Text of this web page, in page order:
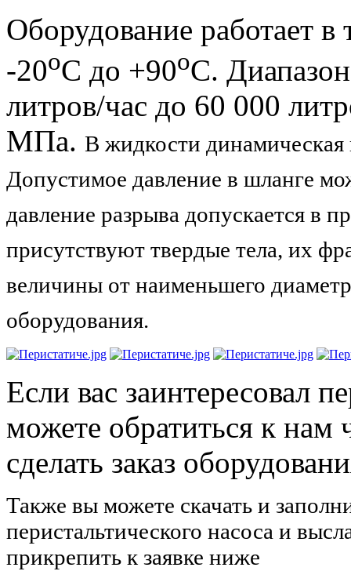
Оборудование работает в
-20оС до +90оС.
литров/час до 60 000
МПа. В жидкости динамическая
Допустимое давление в шланге
давление разрыва допускается в
присутствуют твердые тела, их
величины от наименьшего
оборудования.
Если вас заинтересовал
можете обратиться к нам
сделать заказ
Также вы можете скачать и
перистальтического насоса и
прикрепить к заявке ниже